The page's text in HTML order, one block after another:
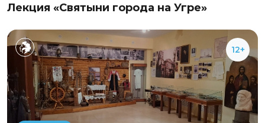
Лекция «Святыни города на Угре»
12+